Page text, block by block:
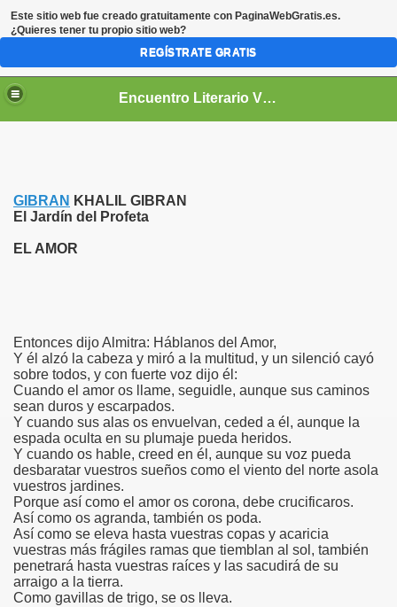
Encuentro Literario Virtual
GIBRAN KHALIL GIBRAN
El Jardín del Profeta
EL AMOR
Entonces dijo Almitra: Háblanos del Amor,
Y él alzó la cabeza y miró a la multitud, y un silenció cayó
sobre todos, y con fuerte voz dijo él:
Cuando el amor os llame, seguidle, aunque sus caminos
sean duros y escarpados.
Y cuando sus alas os envuelvan, ceded a él, aunque la
espada oculta en su plumaje pueda heridos.
Y cuando os hable, creed en él, aunque su voz pueda
desbaratar vuestros sueños como el viento del norte asola
vuestros jardines.
Porque así como el amor os corona, debe crucificaros.
Así como os agranda, también os poda.
Así como se eleva hasta vuestras copas y acaricia
vuestras más frágiles ramas que tiemblan al sol, también
penetrará hasta vuestras raíces y las sacudirá de su
arraigo a la tierra.
Como gavillas de trigo, se os lleva.
Este sitio web fue creado gratuitamente con PaginaWebGratis.es.
¿Quieres tener tu propio sitio web?
REGÍSTRATE GRATIS